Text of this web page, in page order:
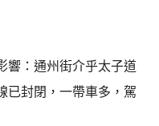
響：通州街介乎太子道
已封閉，一帶車多，駕